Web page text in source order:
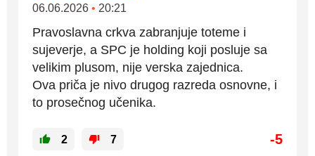
06.06.2026 • 20:21
Pravoslavna crkva zabranjuje toteme i
sujeverje, a SPC je holding koji posluje sa
velikim plusom, nije verska zajednica.
Ova priča je nivo drugog razreda osnovne, i
to prosečnog učenika.
2 7 -5